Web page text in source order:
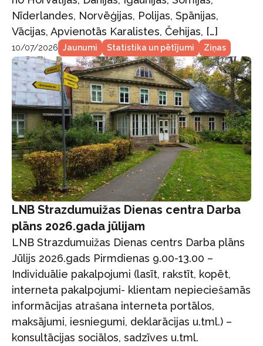
Nīderlandes, Norvēģijas, Polijas, Spānijas,
Vācijas, Apvienotās Karalistes, Čehijas, […]
10/07/2026 Jaunumi Statistika un pētījumi Ziņas
LNB Strazdumuižas Dienas centra Darba
plāns 2026.gada jūlijam
LNB Strazdumuižas Dienas centrs Darba plāns
Jūlijs 2026.gads Pirmdienas 9.00-13.00 –
Individuālie pakalpojumi (lasīt, rakstīt, kopēt,
interneta pakalpojumi- klientam nepieciešamās
informācijas atrašana interneta portālos,
maksājumi, iesniegumi, deklarācijas u.tml.) –
konsultācijas sociālos, sadzīves u.tml.